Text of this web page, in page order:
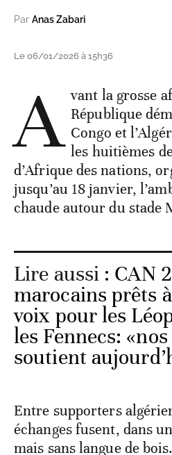
Par Anas Zabari
Le 06/01/2026 à 15h36
A vant la grosse
République
Congo et
les huitièmes
d’Afrique des nations,
jusqu’au 18 janvier,
chaude autour du stade
Lire aussi : CAN
marocains prêts
voix pour les
les Fennecs:
soutient
Entre supporters
échanges fusent, dans
mais sans langue de bois.